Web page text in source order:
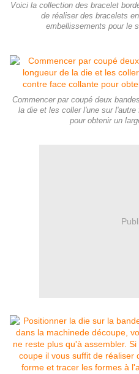
Voici la collection des bracelet
de réaliser des bracelets
embellissements pour le
Commencer par coupé deux
la die et les coller l'une sur
pour obtenir un